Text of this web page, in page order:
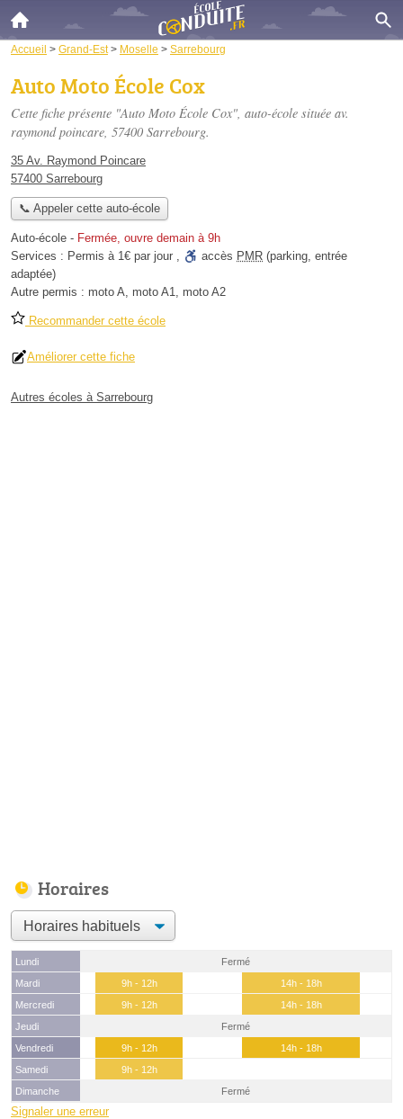
Accueil > Grand-Est> Moselle > Sarrebourg
Auto Moto École Cox
Cette fiche présente "Auto Moto École Cox", auto-école située av.
raymond poincare, 57400 Sarrebourg.
35 Av. Raymond Poincare
57400 Sarrebourg
📞 Appeler cette auto-école
Auto-école - Fermée, ouvre demain à 9h
Services : Permis à 1€ par jour , accès PMR (parking, entrée
adaptée)
Autre permis : moto A, moto A1, moto A2
Recommander cette école
Améliorer cette fiche
Autres écoles à Sarrebourg
Horaires
Lundi
Fermé
Mardi
9h - 12h
14h - 18h
Mercredi
9h - 12h
14h - 18h
Jeudi
Fermé
Vendredi
9h - 12h
14h - 18h
Samedi
9h - 12h
Dimanche
Fermé
Signaler une erreur